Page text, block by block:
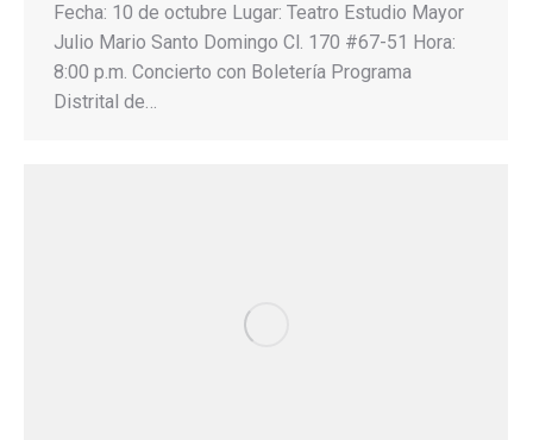
Fecha: 10 de octubre Lugar: Teatro Estudio Mayor
Julio Mario Santo Domingo Cl. 170 #67-51 Hora:
8:00 p.m. Concierto con Boletería Programa
Distrital de…